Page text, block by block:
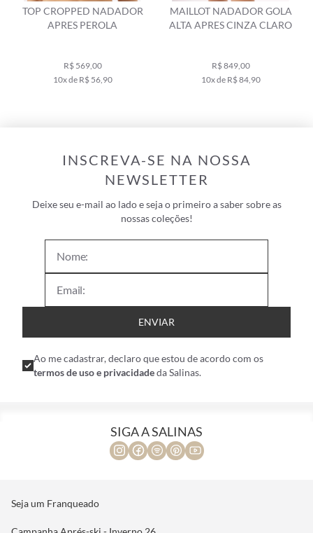
TOP CROPPED NADADOR
APRES PEROLA
R$ 569,00
10x de R$ 56,90
MAILLOT NADADOR GOLA
ALTA APRES CINZA CLARO
R$ 849,00
10x de R$ 84,90
INSCREVA-SE NA NOSSA
NEWSLETTER
Deixe seu e-mail ao lado e seja o primeiro a saber sobre as
nossas coleções!
ENVIAR
Ao me cadastrar, declaro que estou de acordo com os
termos de uso e privacidadeda Salinas.
SIGA A SALINAS
Seja um Franqueado